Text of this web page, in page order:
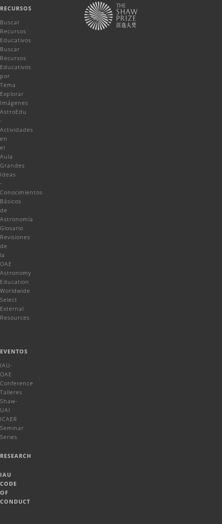
RECURSOS
Buscar
Recursos
Educativos
Buscar
Recursos
Educativos
por
Tema
Explorar
Imágenes
AstroEdu
-
Actividades
en
el
Aula
Grandes
Ideas
-
Conocimientos
Básicos
de
Astronomía
Glosario
Revisiones
de
la
OAE
Astronomy
Education
Worldwide
Select
External
Resources
EVENTOS
IAU-
OAE
Conference
Talleres
Shaw-
UAI
ICAER
Seminar
Series
RESEARCH
IAU
CODE
OF
CONDUCT